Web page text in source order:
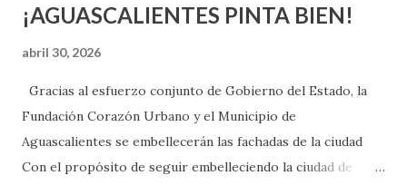
¡AGUASCALIENTES PINTA BIEN!
abril 30, 2026
Gracias al esfuerzo conjunto de Gobierno del Estado, la
Fundación Corazón Urbano y el Municipio de
Aguascalientes se embellecerán las fachadas de la ciudad
Con el propósito de seguir embelleciendo la ciudad de